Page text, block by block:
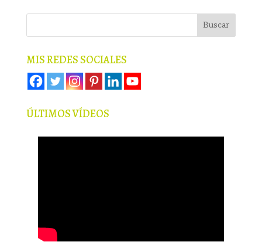
MIS REDES SOCIALES
ÚLTIMOS VÍDEOS